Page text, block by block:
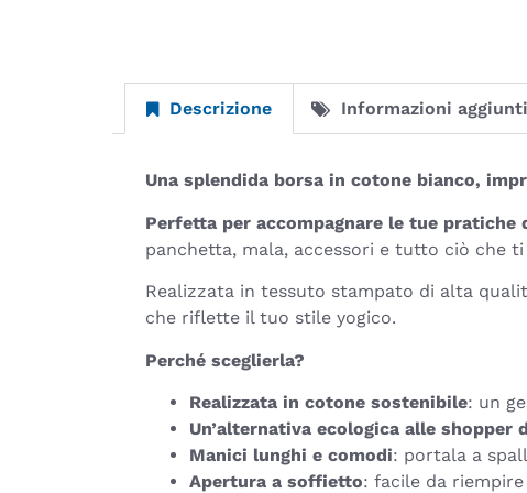
Descrizione Informazioni
Una splendida borsa in cotone bianco,
Perfetta per accompagnare le tue pratiche
panchetta, mala, accessori e tutto ciò che
Realizzata in tessuto stampato di alta
che riflette il tuo stile yogico.
Perché sceglierla?
Realizzata in cotone sostenibile: un
Un’alternativa ecologica alle shopper
Manici lunghi e comodi: portala a
Apertura a soffietto: facile da